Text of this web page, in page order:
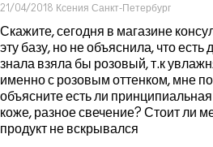
21/04/2018 Ксения Санкт-Петербург
Скажите, сегодня в магазине
эту базу, но не объяснила, что есть
знала взяла бы розовый, т.к
именно с розовым оттенком, мне
объясните есть ли
коже, разное свечение? Стоит ли
продукт не вскрывался